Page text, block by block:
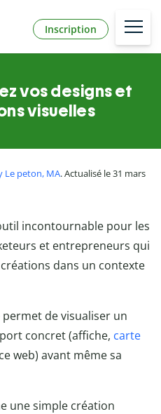
Inscription
vos designs et
visuelles
Le peton, MA. Actualisé le 31 mars
incontournable pour les
et entrepreneurs qui
dans un contexte
de visualiser un
concret (affiche, carte
web) avant même sa
une simple création